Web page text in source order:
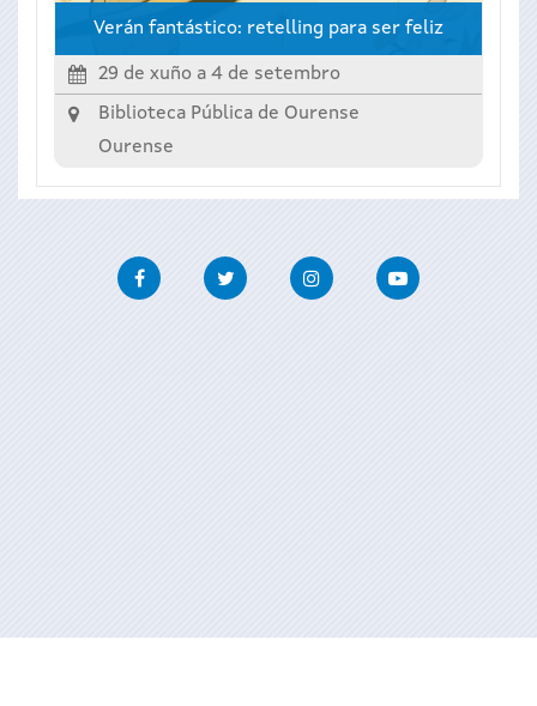
Verán fantástico: retelling para ser feliz
29 de xuño a 4 de setembro
Biblioteca Pública de Ourense
Ourense
FacebookTwitter InstagramYoutube